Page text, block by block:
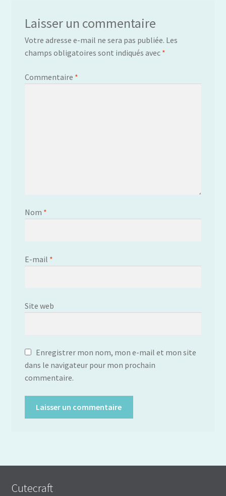
Laisser un commentaire
Votre adresse e-mail ne sera pas publiée. Les
champs obligatoires sont indiqués avec *
Commentaire *
Nom *
E-mail *
Site web
Enregistrer mon nom, mon e-mail et mon site
dans le navigateur pour mon prochain
commentaire.
Cutecraft